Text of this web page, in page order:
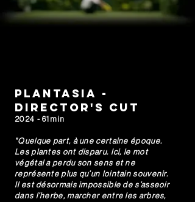
Plantasia -
Director's Cut
2024 - 61min
"Quelque part, à une certaine époque.
Les plantes ont disparu. Ici, le mot
végétal a perdu son sens et ne
représente plus qu’un lointain souvenir.
Il est désormais impossible de s’asseoir
dans l’herbe, marcher entre les arbres,